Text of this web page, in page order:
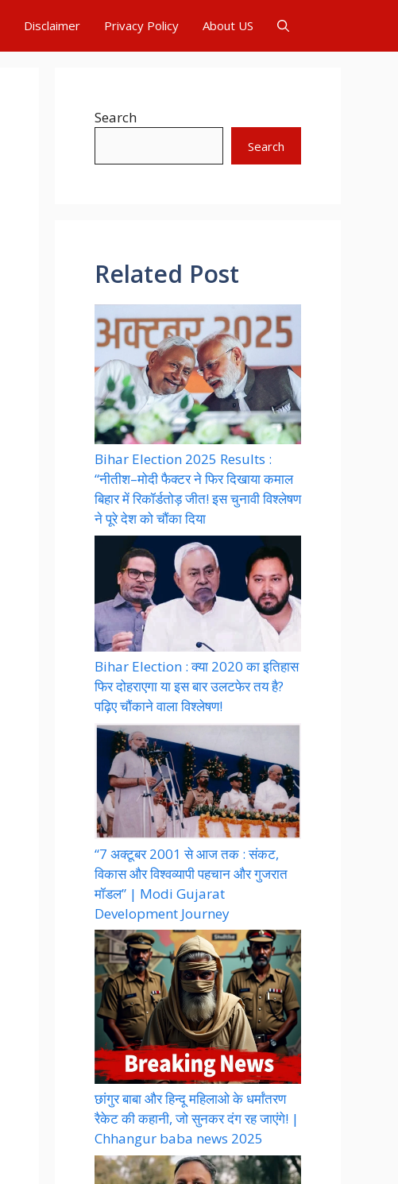
Disclaimer Privacy Policy About US
Search
Search
Related Post
Bihar Election 2025 Results :
“नीतीश–मोदी फैक्टर ने फिर दिखाया कमाल
बिहार में रिकॉर्डतोड़ जीत! इस चुनावी विश्लेषण
ने पूरे देश को चौंका दिया
Bihar Election : क्या 2020 का इतिहास
फिर दोहराएगा या इस बार उलटफेर तय है?
पढ़िए चौंकाने वाला विश्लेषण!
“7 अक्टूबर 2001 से आज तक : संकट,
विकास और विश्वव्यापी पहचान और गुजरात
मॉडल” | Modi Gujarat
Development Journey
छांगुर बाबा और हिन्दू महिलाओ के धर्मांतरण
रैकेट की कहानी, जो सुनकर दंग रह जाएंगे! |
Chhangur baba news 2025